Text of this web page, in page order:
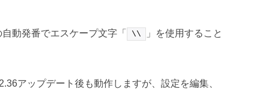
動発番でエスケープ文字「
\\
」を使用すること
アップデート後も動作しますが、設定を編集、